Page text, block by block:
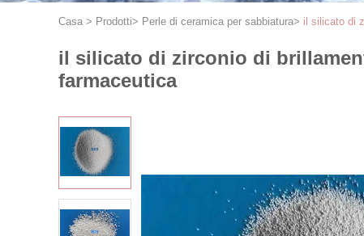
Casa > Prodotti> Perle di ceramica per sabbiatura> il silicato di
il silicato di zirconio di
farmaceutica